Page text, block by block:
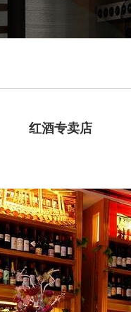
红酒专卖店